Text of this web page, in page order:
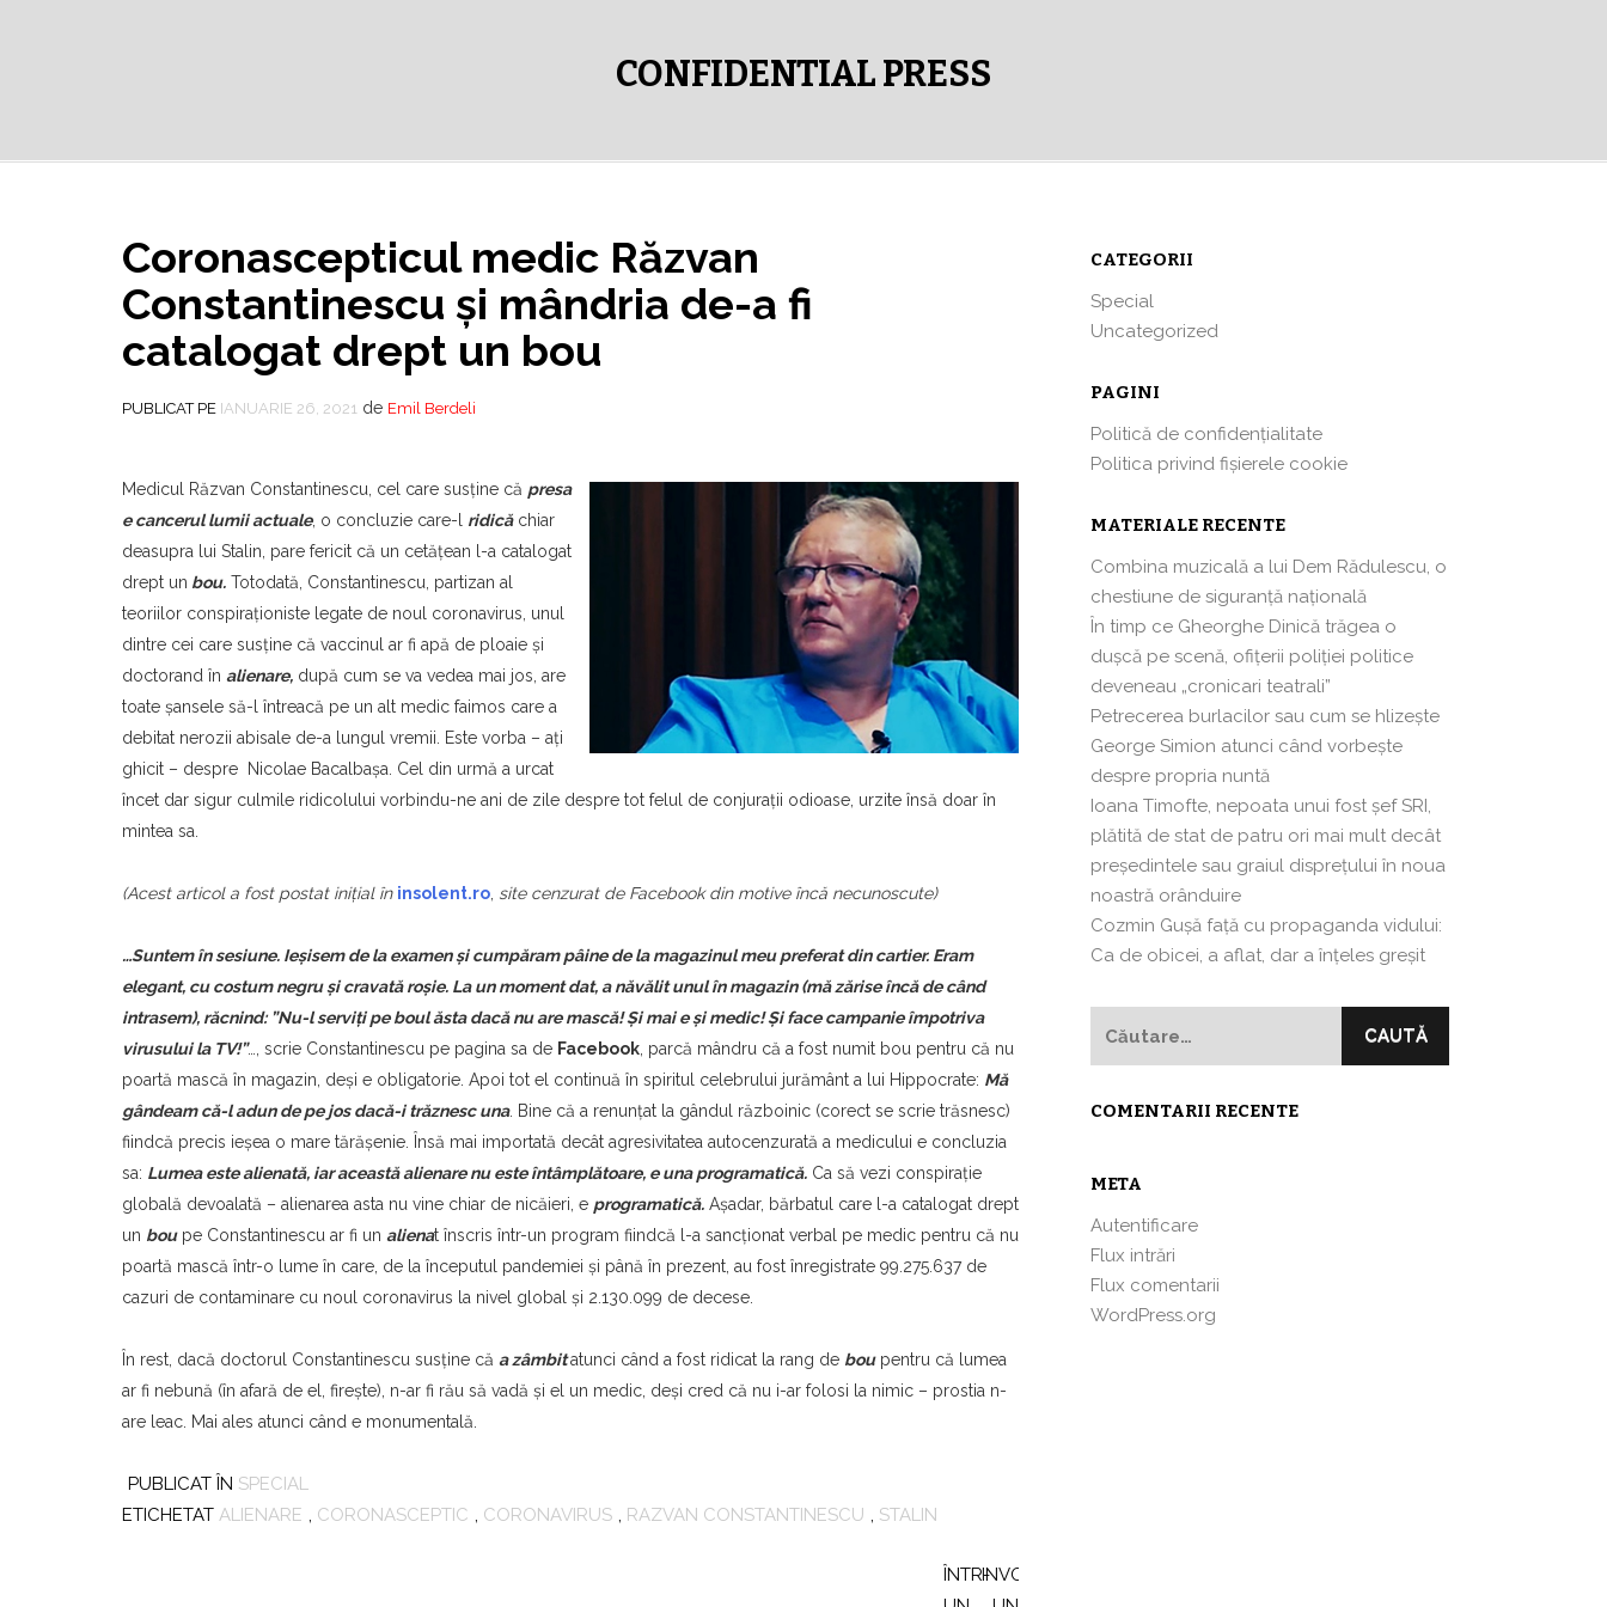
CONFIDENTIAL PRESS
Coronascepticul medic Răzvan
Constantinescu şi mândria de-a fi
catalogat drept un bou
PUBLICAT PE IANUARIE 26, 2021 de Emil Berdeli
Medicul Răzvan Constantinescu, cel care susţine că presa
e cancerul lumii actuale, o concluzie care-l ridicăchiar
deasupra lui Stalin, pare fericit că un cetăţean l-a catalogat
drept un bou. Totodată, Constantinescu, partizan al
teoriilor conspiraţioniste legate de noul coronavirus, unul
dintre cei care susţine că vaccinul ar fi apă de ploaie şi
doctorand în alienare, după cum se va vedea mai jos, are
toate şansele să-l întreacă pe un alt medic faimos care a
debitat nerozii abisale de-a lungul vremii. Este vorba – aţi
ghicit – despre Nicolae Bacalbaşa. Cel din urmă a urcat
încet dar sigur culmile ridicolului vorbindu-ne ani de zile despre tot felul de conjuraţii odioase, urzite însă doar în
mintea sa.
(Acest articol a fost postat iniţial în insolent.ro site cenzurat de Facebook din motive încă necunoscute)
…Suntem în sesiune. Ieșisem de la examen și cumpăram pâine de la magazinul meu preferat din cartier. Eram
elegant, cu costum negru și cravată roșie. La un moment dat, a năvălit unul în magazin (mă zărise încă de când
intrasem), răcnind: ”Nu-l serviți pe boul ăsta dacă nu are mască! Și mai e și medic! Și face campanie împotriva
virusului la TV!”…, scrie Constantinescu pe pagina sa de Facebook , parcă mândru că a fost numit bou pentru că nu
poartă mască în magazin, deşi e obligatorie. Apoi tot el continuă în spiritul celebrului jurământ a lui Hippocrate: Mă
gândeam că-l adun de pe jos dacă-i trăznesc una. Bine că a renunţat la gândul războinic (corect se scrie trăsnesc)
fiindcă precis ieşea o mare tărăşenie. Însă mai importată decât agresivitatea autocenzurată a medicului e concluzia
sa: Lumea este alienată, iar această alienare nu este întâmplătoare, e una programatică. Ca să vezi conspiraţie
globală devoalată – alienarea asta nu vine chiar de nicăieri, e programatică. Aşadar, bărbatul care l-a catalogat drept
un boupe Constantinescu ar fi un alienat înscris într-un program fiindcă l-a sancţionat verbal pe medic pentru că nu
poartă mască într-o lume în care, de la începutul pandemiei şi până în prezent, au fost înregistrate 99.275.637 de
cazuri de contaminare cu noul coronavirus la nivel global şi 2.130.099 de decese.
În rest, dacă doctorul Constantinescu susţine că a zâmbitatunci când a fost ridicat la rang de boupentru că lumea
ar fi nebună (în afară de el, fireşte), n-ar fi rău să vadă şi el un medic, deşi cred că nu i-ar folosi la nimic – prostia n-
are leac. Mai ales atunci când e monumentală.
PUBLICAT ÎN SPECIAL
ETICHETAT ALIENARE , CORONASCEPTIC , CORONAVIRUS , RAZVAN CONSTANTINESCU , STALIN
în
ÎNTR-INVOCÂND
CATEGORII
Special
Uncategorized
PAGINI
Politică de confidențialitate
Politica privind fișierele cookie
MATERIALE RECENTE
Combina muzicală a lui Dem Rădulescu, o
chestiune de siguranță națională
În timp ce Gheorghe Dinică trăgea o
dușcă pe scenă, ofițerii poliției politice
deveneau „cronicari teatrali”
Petrecerea burlacilor sau cum se hlizeşte
George Simion atunci când vorbeşte
despre propria nuntă
Ioana Timofte, nepoata unui fost şef SRI,
plătită de stat de patru ori mai mult decât
preşedintele sau graiul disprețului în noua
noastră orânduire
Cozmin Guşă faţă cu propaganda vidului:
Ca de obicei, a aflat, dar a înțeles greșit
COMENTARII RECENTE
META
Autentificare
Flux intrări
Flux comentarii
WordPress.org